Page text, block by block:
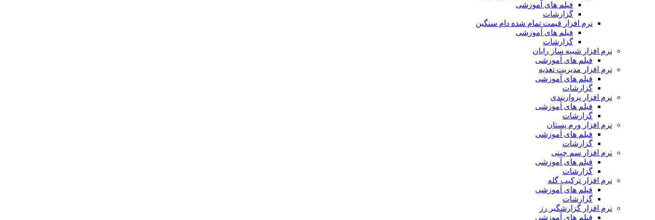
فیلم های آموزشی
گزارشات
نرم افزار قیمت تمام شده دام سنگین
فیلم های آموزشی
گزارشات
نرم افزار شبیه ساز رایان
فیلم های آموزشی
نرم افزار مدیریت تغذیه
فیلم های آموزشی
گزارشات
نرم افزار پرواربندی
فیلم های آموزشی
گزارشات
نرم افزار ورم پستان
فیلم های آموزشی
گزارشات
نرم افزار سم چینی
فیلم های آموزشی
گزارشات
نرم افزار ترکیب گله
فیلم های آموزشی
گزارشات
نرم افزار گزارشگیر رز
فیلم های آموزشی